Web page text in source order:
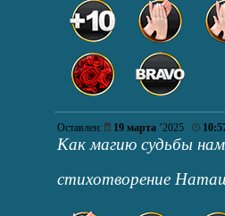
Оставлен: 19 марта ’2025
Как магию судьбы
стихотворение